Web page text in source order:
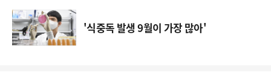
'식중독 발생 9월이 가장 많아'